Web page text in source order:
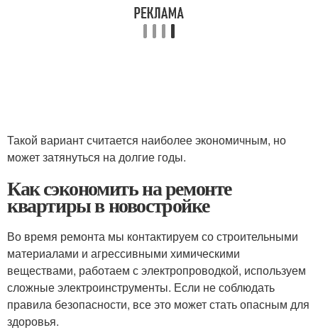
Такой вариант считается наиболее экономичным, но
может затянуться на долгие годы.
Как сэкономить на ремонте
квартиры в новостройке
Во время ремонта мы контактируем со строительными
материалами и агрессивными химическими
веществами, работаем с электропроводкой, используем
сложные электроинструменты. Если не соблюдать
правила безопасности, все это может стать опасным для
здоровья.